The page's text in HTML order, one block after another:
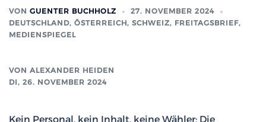
VON GUENTER BUCHHOLZ
27. NOVEMBER 2024
DEUTSCHLAND, ÖSTERREICH, SCHWEIZ, FREITAGSBRIEF,
MEDIENSPIEGEL
VON ALEXANDER HEIDEN
DI, 26. NOVEMBER 2024
Kein Personal, kein Inhalt, keine Wähler: Die